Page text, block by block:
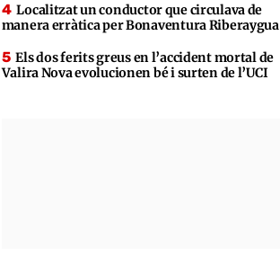
Localitzat un conductor que circulava de
manera erràtica per Bonaventura Riberaygua
Els dos ferits greus en l’accident mortal de
Valira Nova evolucionen bé i surten de l’UCI